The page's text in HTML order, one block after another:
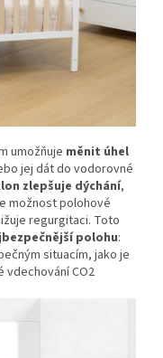
umožňuje měnit úhel
jej dát do vodorovné
zlepšuje dýchání,
možnost polohové
regurgitaci. Toto
polohu:
situacím, jako je
CO2